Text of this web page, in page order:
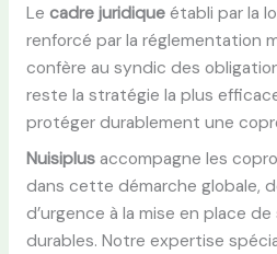
Le cadre juridiqueétabli par la
renforcé par la réglementation
confère au syndic des
reste la stratégie la plus
protéger durablement une
Nuisiplusaccompagne les
dans cette démarche globale,
d’urgence à la mise en place
durables. Notre expertise